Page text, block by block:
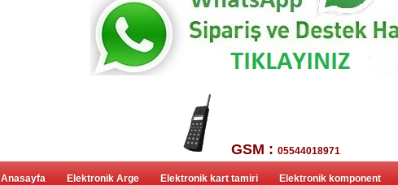
GSM : 05544018971
Anasayfa Elektronik Arge Elektronik kart tamiri Elektronik komponent